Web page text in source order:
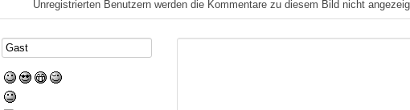
Unregistrierten Benutzern werden die Kommentare zu diesem Bild nicht